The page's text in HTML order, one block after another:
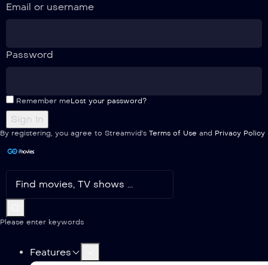
Email or username
Password
Remember meLost your password?
By registering, you agree to Streamvid's Terms of Use and Privacy Policy
Please enter keywords
Features